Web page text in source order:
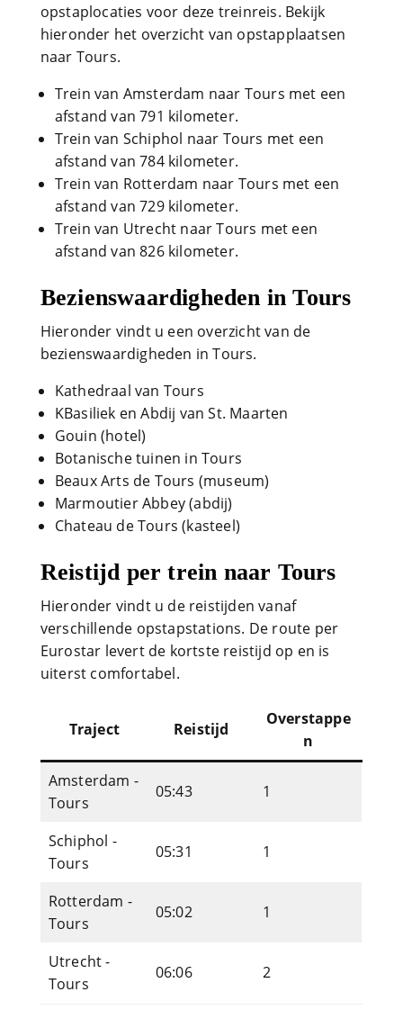
opstaplocaties voor deze treinreis. Bekijk
hieronder het overzicht van opstapplaatsen
naar Tours.
Trein van Amsterdam naar Tours met een
afstand van 791 kilometer.
Trein van Schiphol naar Tours met een
afstand van 784 kilometer.
Trein van Rotterdam naar Tours met een
afstand van 729 kilometer.
Trein van Utrecht naar Tours met een
afstand van 826 kilometer.
Bezienswaardigheden in Tours
Hieronder vindt u een overzicht van de
bezienswaardigheden in Tours.
Kathedraal van Tours
KBasiliek en Abdij van St. Maarten
Gouin (hotel)
Botanische tuinen in Tours
Beaux Arts de Tours (museum)
Marmoutier Abbey (abdij)
Chateau de Tours (kasteel)
Reistijd per trein naar Tours
Hieronder vindt u de reistijden vanaf
verschillende opstapstations. De route per
Eurostar levert de kortste reistijd op en is
uiterst comfortabel.
Traject Reistijd
Overstappe
n
Amsterdam -
Tours
05:43 1
Schiphol -
Tours
05:31 1
Rotterdam -
Tours
05:02 1
Utrecht -
Tours
06:06 2